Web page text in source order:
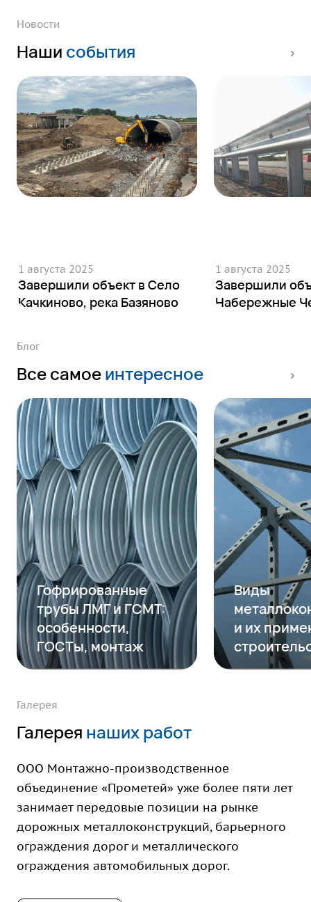
Новости
Наши события
Завершили объект в Село
Качкиново, река Базяново
1 августа 2025
Завершили
Набережные
1 августа 2025
Блог
Все самоеинтересное
Гофрированные
трубы ЛМГ и ГСМТ:
особенности,
ГОСТы, монтаж
Виды
и их
Галерея
Галерея наших работ
ООО Монтажно-производственное
объединение «Прометей» уже более пяти лет
занимает передовые позиции на рынке
дорожных металлоконструкций, барьерного
ограждения дорог и металлического
ограждения автомобильных дорог.